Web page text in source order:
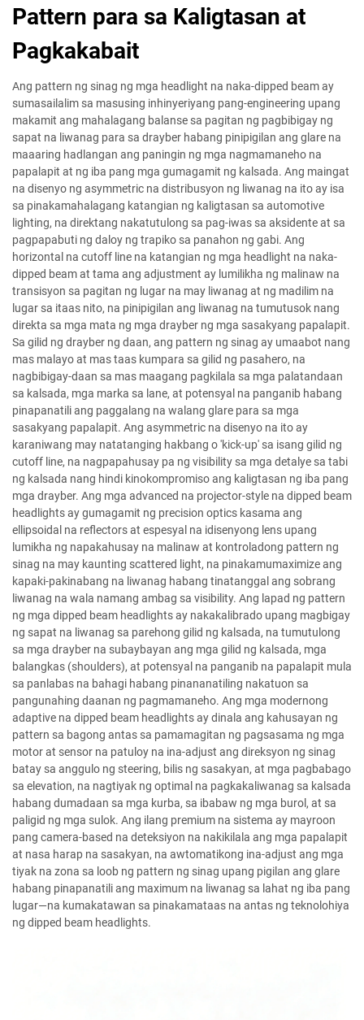
Pattern para sa Kaligtasan at
Pagkakabait
Ang pattern ng sinag ng mga headlight na naka-dipped beam ay
sumasailalim sa masusing inhinyeriyang pang-engineering upang
makamit ang mahalagang balanse sa pagitan ng pagbibigay ng
sapat na liwanag para sa drayber habang pinipigilan ang glare na
maaaring hadlangan ang paningin ng mga nagmamaneho na
papalapit at ng iba pang mga gumagamit ng kalsada. Ang maingat
na disenyo ng asymmetric na distribusyon ng liwanag na ito ay isa
sa pinakamahalagang katangian ng kaligtasan sa automotive
lighting, na direktang nakatutulong sa pag-iwas sa aksidente at sa
pagpapabuti ng daloy ng trapiko sa panahon ng gabi. Ang
horizontal na cutoff line na katangian ng mga headlight na naka-
dipped beam at tama ang adjustment ay lumilikha ng malinaw na
transisyon sa pagitan ng lugar na may liwanag at ng madilim na
lugar sa itaas nito, na pinipigilan ang liwanag na tumutusok nang
direkta sa mga mata ng mga drayber ng mga sasakyang papalapit.
Sa gilid ng drayber ng daan, ang pattern ng sinag ay umaabot nang
mas malayo at mas taas kumpara sa gilid ng pasahero, na
nagbibigay-daan sa mas maagang pagkilala sa mga palatandaan
sa kalsada, mga marka sa lane, at potensyal na panganib habang
pinapanatili ang paggalang na walang glare para sa mga
sasakyang papalapit. Ang asymmetric na disenyo na ito ay
karaniwang may natatanging hakbang o 'kick-up' sa isang gilid ng
cutoff line, na nagpapahusay pa ng visibility sa mga detalye sa tabi
ng kalsada nang hindi kinokompromiso ang kaligtasan ng iba pang
mga drayber. Ang mga advanced na projector-style na dipped beam
headlights ay gumagamit ng precision optics kasama ang
ellipsoidal na reflectors at espesyal na idisenyong lens upang
lumikha ng napakahusay na malinaw at kontroladong pattern ng
sinag na may kaunting scattered light, na pinakamumaximize ang
kapaki-pakinabang na liwanag habang tinatanggal ang sobrang
liwanag na wala namang ambag sa visibility. Ang lapad ng pattern
ng mga dipped beam headlights ay nakakalibrado upang magbigay
ng sapat na liwanag sa parehong gilid ng kalsada, na tumutulong
sa mga drayber na subaybayan ang mga gilid ng kalsada, mga
balangkas (shoulders), at potensyal na panganib na papalapit mula
sa panlabas na bahagi habang pinananatiling nakatuon sa
pangunahing daanan ng pagmamaneho. Ang mga modernong
adaptive na dipped beam headlights ay dinala ang kahusayan ng
pattern sa bagong antas sa pamamagitan ng pagsasama ng mga
motor at sensor na patuloy na ina-adjust ang direksyon ng sinag
batay sa anggulo ng steering, bilis ng sasakyan, at mga pagbabago
sa elevation, na nagtiyak ng optimal na pagkakaliwanag sa kalsada
habang dumadaan sa mga kurba, sa ibabaw ng mga burol, at sa
paligid ng mga sulok. Ang ilang premium na sistema ay mayroon
pang camera-based na deteksiyon na nakikilala ang mga papalapit
at nasa harap na sasakyan, na awtomatikong ina-adjust ang mga
tiyak na zona sa loob ng pattern ng sinag upang pigilan ang glare
habang pinapanatili ang maximum na liwanag sa lahat ng iba pang
lugar—na kumakatawan sa pinakamataas na antas ng teknolohiya
ng dipped beam headlights.